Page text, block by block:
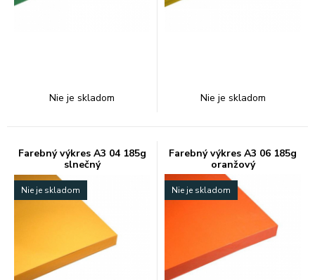
Nie je skladom Nie je skladom
Farebný výkres A3 04 185g
slnečný
Nie je skladom
Farebný výkres A3 06 185g
oranžový
Nie je skladom